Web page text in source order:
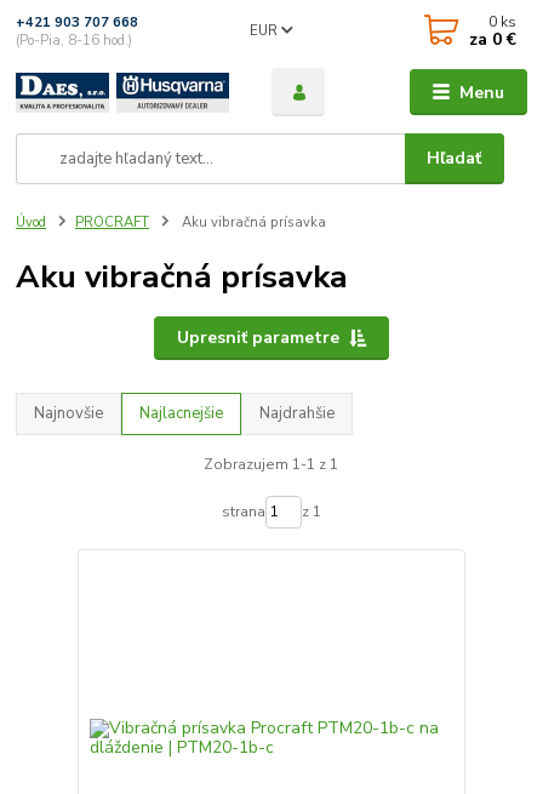
Menu
EUR
Hľadať
+421 903 707 668
(Po-Pia, 8-16 hod.)
0 ks
za 0 €
Úvod PROCRAFT Aku vibračná prísavka
Aku vibračná prísavka
Upresniť parametre
Najnovšie Najlacnejšie Najdrahšie
Zobrazujem 1-1 z 1
strana z 1